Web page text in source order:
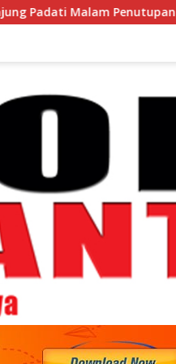
Penutupan Harbour Fest 2026